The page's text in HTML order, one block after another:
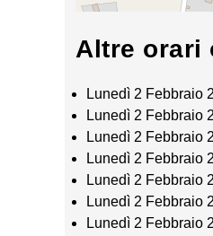
Altre orari
Lunedì 2 Febbraio
Lunedì 2 Febbraio
Lunedì 2 Febbraio
Lunedì 2 Febbraio
Lunedì 2 Febbraio
Lunedì 2 Febbraio
Lunedì 2 Febbraio